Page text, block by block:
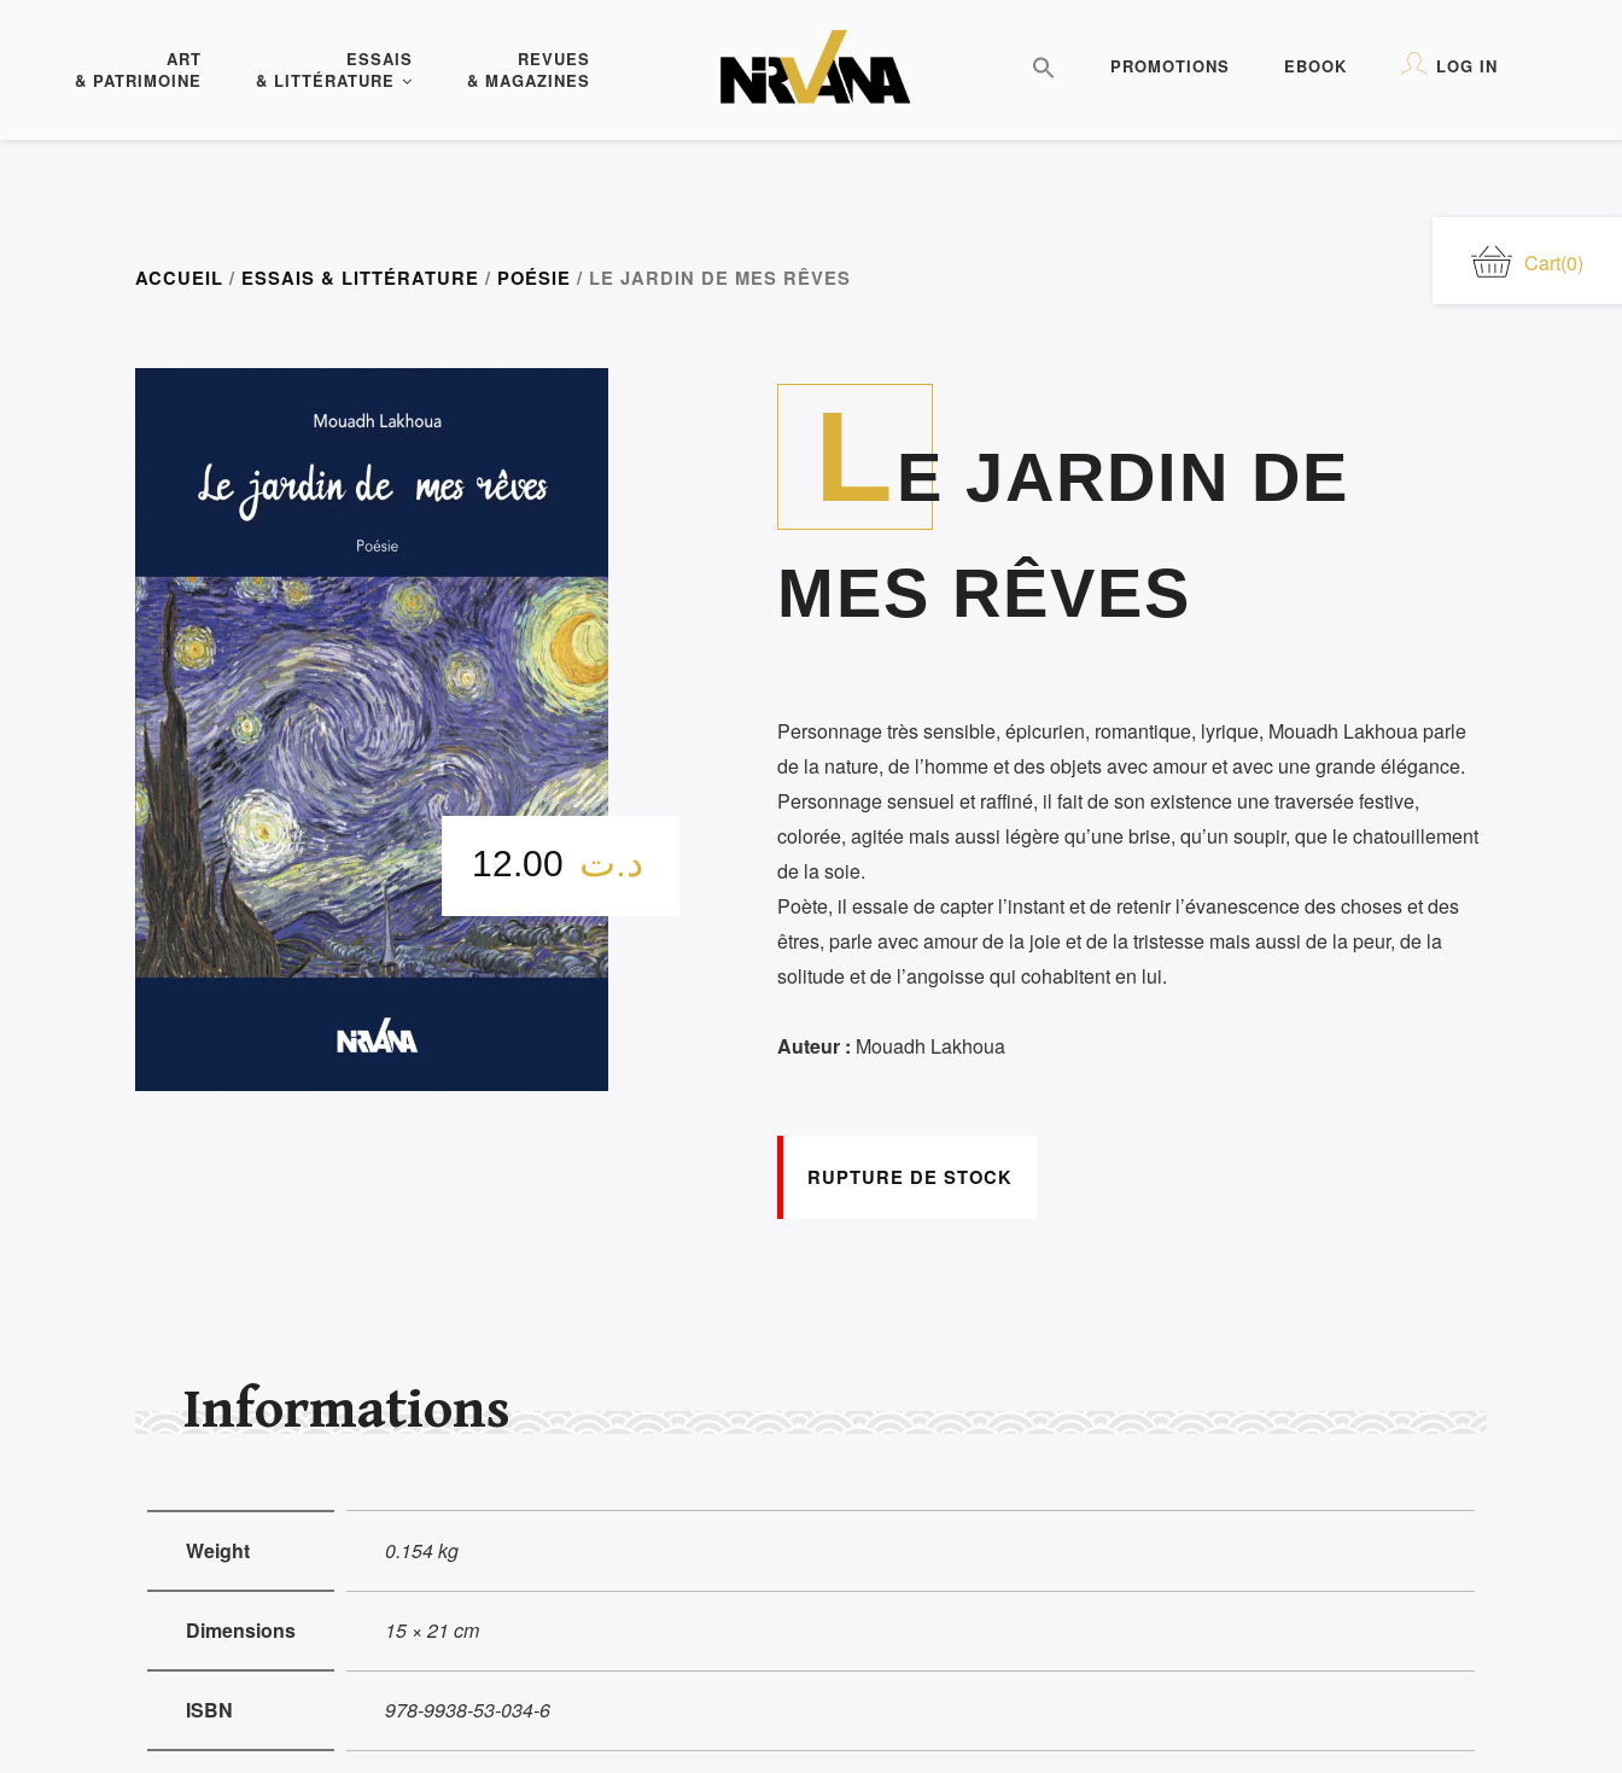
ART
& PATRIMOINE
ESSAIS
& LITTÉRATURE
REVUES
& MAGAZINES
PROMOTIONS EBOOK LOG IN
Cart(0)
ACCUEIL / ESSAIS & LITTÉRATURE / POÉSIE / LE JARDIN DE MES RÊVES
د.ت
LE JARDIN DE
MES RÊVES
Personnage très sensible, épicurien, romantique, lyrique, Mouadh Lakhoua parle
de la nature, de l’homme et des objets avec amour et avec une grande élégance.
Personnage sensuel et raffiné, il fait de son existence une traversée festive,
colorée, agitée mais aussi légère qu’une brise, qu’un soupir, que le chatouillement
de la soie.
Poète, il essaie de capter l’instant et de retenir l’évanescence des choses et des
êtres, parle avec amour de la joie et de la tristesse mais aussi de la peur, de la
solitude et de l’angoisse qui cohabitent en lui.
Auteur : Mouadh Lakhoua
RUPTURE DE STOCK
Informations
Weight 0.154 kg
Dimensions 15 × 21 cm
ISBN 978-9938-53-034-6